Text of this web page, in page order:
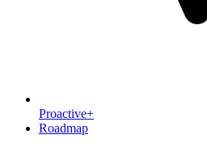
Proactive+
Roadmap